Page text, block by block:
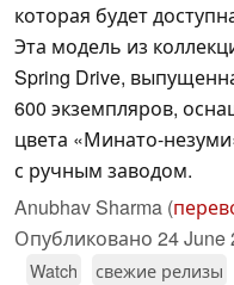
которая будет
Эта модель из
Spring Drive,
600 экземпляров,
цвета «Минато-
с ручным заводом.
Anubhav Sharma (
Опубликовано 24 June
Watch свежие релизы